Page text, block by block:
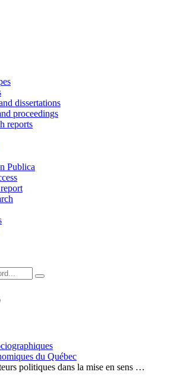
dissertations
proceedings
reports
Publica
du Québec
politiques dans la mise en sens …